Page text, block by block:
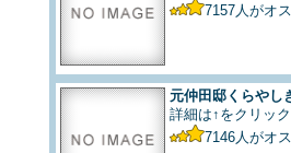
7157 人がオ
元仲田邸くらやし
詳細は↑をクリック
7146 人がオ